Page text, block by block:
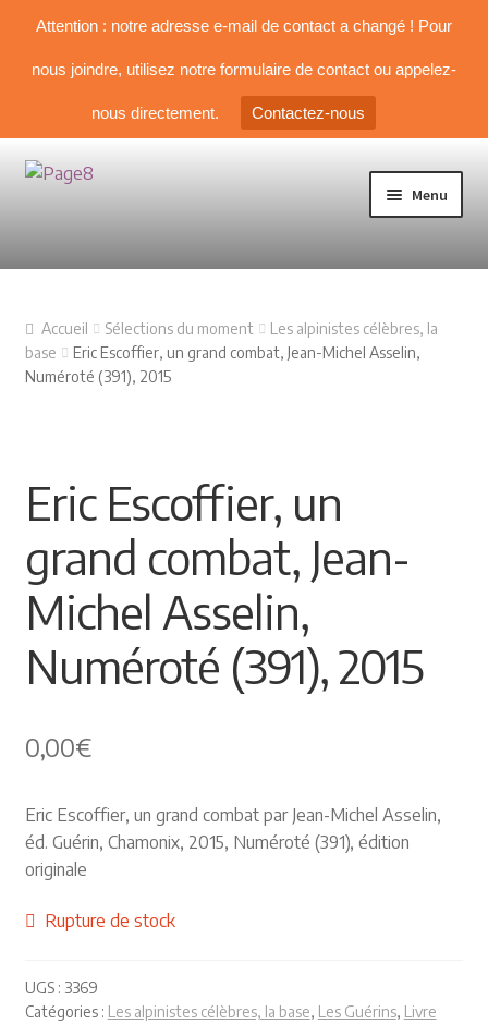
Attention : notre adresse e-mail de contact a changé ! Pour
nous joindre, utilisez notre formulaire de contact ou appelez-
nous directement. Contactez-nous
Aller à la navigation
Aller au contenu
Menu
NOS SÉLECTIONS
Himalayisme
Nature Pêche Chasse
Les Pyrénées
VIEUX PAPIERS
Carte postale
Gravure
Plaquettes et publicités
Accueil Sélections du moment
Les alpinistes célèbres, la
base
Eric Escoffier, un grand combat, Jean-Michel Asselin,
Numéroté (391), 2015
Eric Escoffier, un
grand combat, Jean-
Michel Asselin,
Numéroté (391), 2015
0,00€
Eric Escoffier, un grand combat par Jean-Michel Asselin,
éd. Guérin, Chamonix, 2015, Numéroté (391), édition
originale
Rupture de stock
UGS : 3369
Catégories : Les alpinistes célèbres, la base, Les Guérins, Livre